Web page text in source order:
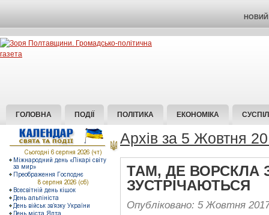
НОВИЙ
ГОЛОВНА ПОДІЇ ПОЛІТИКА ЕКОНОМІКА
Архів за 5 Жовтня
ТАМ, ДЕ ВОРСКЛА
ЗУСТРІЧАЮТЬСЯ
Опубліковано: 5 Жовтня